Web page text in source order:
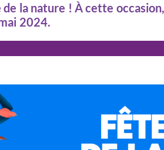
la nature ! À cette
2024.